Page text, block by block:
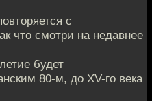
с
что смотри на недавнее
будет
80-м, до XV-го века